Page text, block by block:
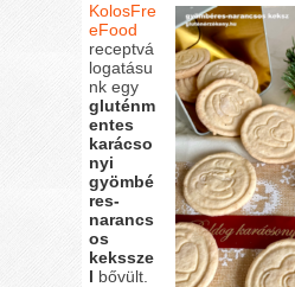
KolosFre
eFood
receptvá
logatásu
nk egy
gluténm
entes
karácso
nyi
gyömbé
res-
narancs
os
kekssze
l bővült.